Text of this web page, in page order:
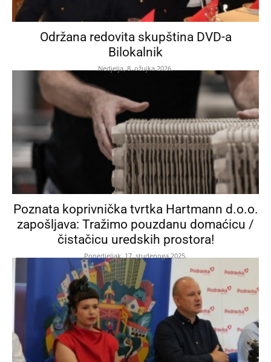
Održana redovita skupština DVD-a
Bilokalnik
Nedjelja, 8. ožujka 2026.
Poznata koprivnička tvrtka Hartmann d.o.o.
zapošljava: Tražimo pouzdanu domaćicu /
čistačicu uredskih prostora!
Ponedjeljak, 17. studenoga 2025.